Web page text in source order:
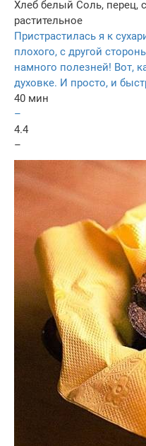
Хлеб белый Соль, перец,
растительное
Пристрастилась я к
плохого, с другой
намного полезней! Вот,
духовке. И просто, и
40 мин
–
4.4
–